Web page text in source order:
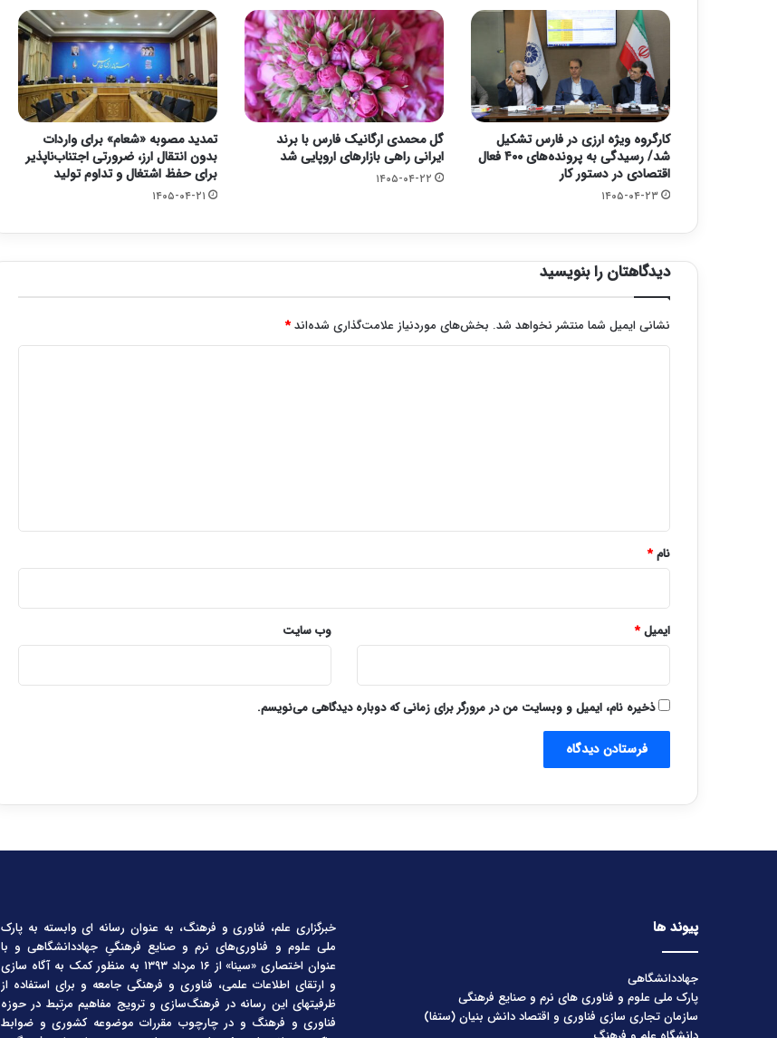
کارگروه ویژه ارزی در فارس تشکیل
شد/ رسیدگی به پرونده‌های ۴۰۰ فعال
اقتصادی در دستور کار
۱۴۰۵-۰۴-۲۳
گل محمدی ارگانیک فارس با برند
ایرانی راهی بازارهای اروپایی شد
۱۴۰۵-۰۴-۲۲
تمدید مصوبه «شعام» برای واردات
بدون انتقال ارز، ضرورتی اجتناب‌ناپذیر
برای حفظ اشتغال و تداوم تولید
۱۴۰۵-۰۴-۲۱
دیدگاهتان را بنویسید
نشانی ایمیل شما منتشر نخواهد شد. بخش‌های موردنیاز علامت‌گذاری شده‌اند*
نام*
ایمیل* وب‌ سایت
ذخیره نام، ایمیل و وبسایت من در مرورگر برای زمانی که دوباره دیدگاهی می‌نویسم.
پیوند ها
جهاددانشگاهی
پارک ملی علوم و فناوری های نرم و صنایع فرهنگی
سازمان تجاری سازی فناوری و اقتصاد دانش بنیان (ستفا)
خبرگزاری علم، فناوری و فرهنگ، به عنوان رسانه ای وابسته به پارک
ملی علوم و فناوری‌های نرم و صنایع فرهنگیِ جهاددانشگاهی و با
عنوان اختصاری «سینا» از ۱۶ مرداد ۱۳۹۳ به منظور کمک به آگاه سازی
و ارتقای اطلاعات علمی، فناوری و فرهنگی جامعه و برای استفاده از
ظرفیتهای این رسانه در فرهنگ‌سازی و ترویج مفاهیم مرتبط در حوزه
فناوری و فرهنگ و در چارچوب مقررات موضوعه کشوری و ضوابط